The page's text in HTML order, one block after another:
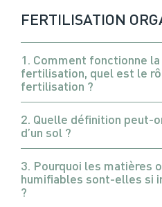
FERTILISATION
1. Comment fonctionne la
fertilisation, quel est le
fertilisation ?
2. Quelle définition peut-
d’un sol ?
3. Pourquoi les matières
humifiables sont-elles si
?